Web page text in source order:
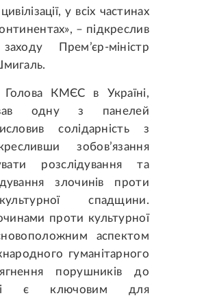
у всіх частинах
– підкреслив
Прем’єр-міністр
КМЄС в Україні,
одну з панелей
солідарність з
зобов’язання
розслідування та
злочинів проти
спадщини.
проти культурної
аспектом
гуманітарного
порушників до
є ключовим для